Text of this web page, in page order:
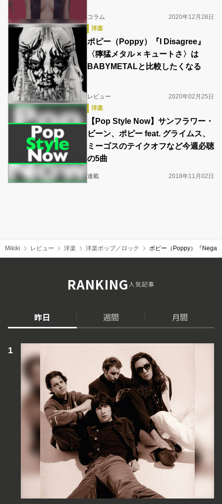
コラム
2020年12月28日
洋楽
ポピー（Poppy）『I Disagree』
〈獰猛メタル × キュートさ〉は
BABYMETALと比較したくなる
レビュー
2020年02月25日
洋楽
【Pop Style Now】サンフラワー・
ビーン、ポピー feat. グライムス、
ミーゴスのテイクオフなど今週必聴
の5曲
連載 2018年11月02日
Mikiki レビュー 洋楽 洋楽ポップ／ロック ポピー（Poppy）『
RANKING人気記事
昨日 週間 月間